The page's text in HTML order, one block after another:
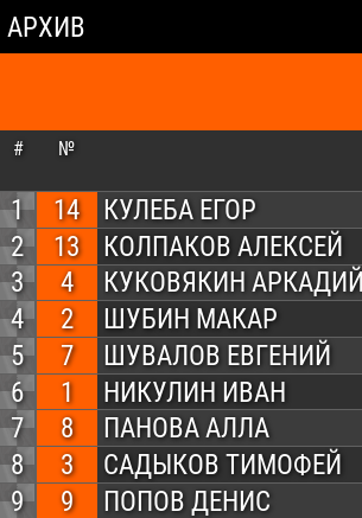
АРХИВ
# №
1 14 КУЛЕБА ЕГОР
2
13 КОЛПАКОВ АЛЕКСЕЙ
3
4 КУКОВЯКИН АРКАДИЙ
4
2 ШУБИН МАКАР
5
7 ШУВАЛОВ ЕВГЕНИЙ
6
1 НИКУЛИН ИВАН
7
8 ПАНОВА АЛЛА
8
3 САДЫКОВ ТИМОФЕЙ
9
9 ПОПОВ ДЕНИС